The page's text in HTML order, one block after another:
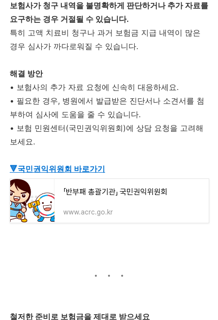
보험사가 청구 내역을 불명확하게 판단하거나 추가 자료를
요구하는 경우 거절될 수 있습니다.
특히 고액 치료비 청구나 과거 보험금 지급 내역이 많은
경우 심사가 까다로워질 수 있습니다.
해결 방안
• 보험사의 추가 자료 요청에 신속히 대응하세요.
• 필요한 경우, 병원에서 발급받은 진단서나 소견서를 첨
부하여 심사에 도움을 줄 수 있습니다.
• 보험 민원센터(국민권익위원회)에 상담 요청을 고려해
보세요.
🔻국민권익위원회 바로가기
「반부패 총괄기관」 국민권익위원회
www.acrc.go.kr
철저한 준비로 보험금을 제대로 받으세요